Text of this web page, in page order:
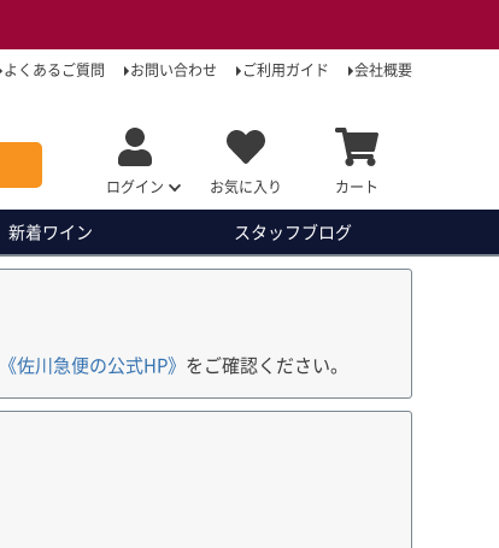
ログイン お気に入り カート
よくあるご質問 お問い合わせ ご利用ガイド 会社概要
新着ワイン スタッフブログ
《佐川急便の公式HP》 をご確認ください。